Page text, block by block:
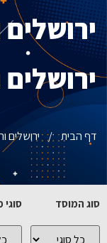
דף הבית/ירושלים
סוג המוסד
כל כל